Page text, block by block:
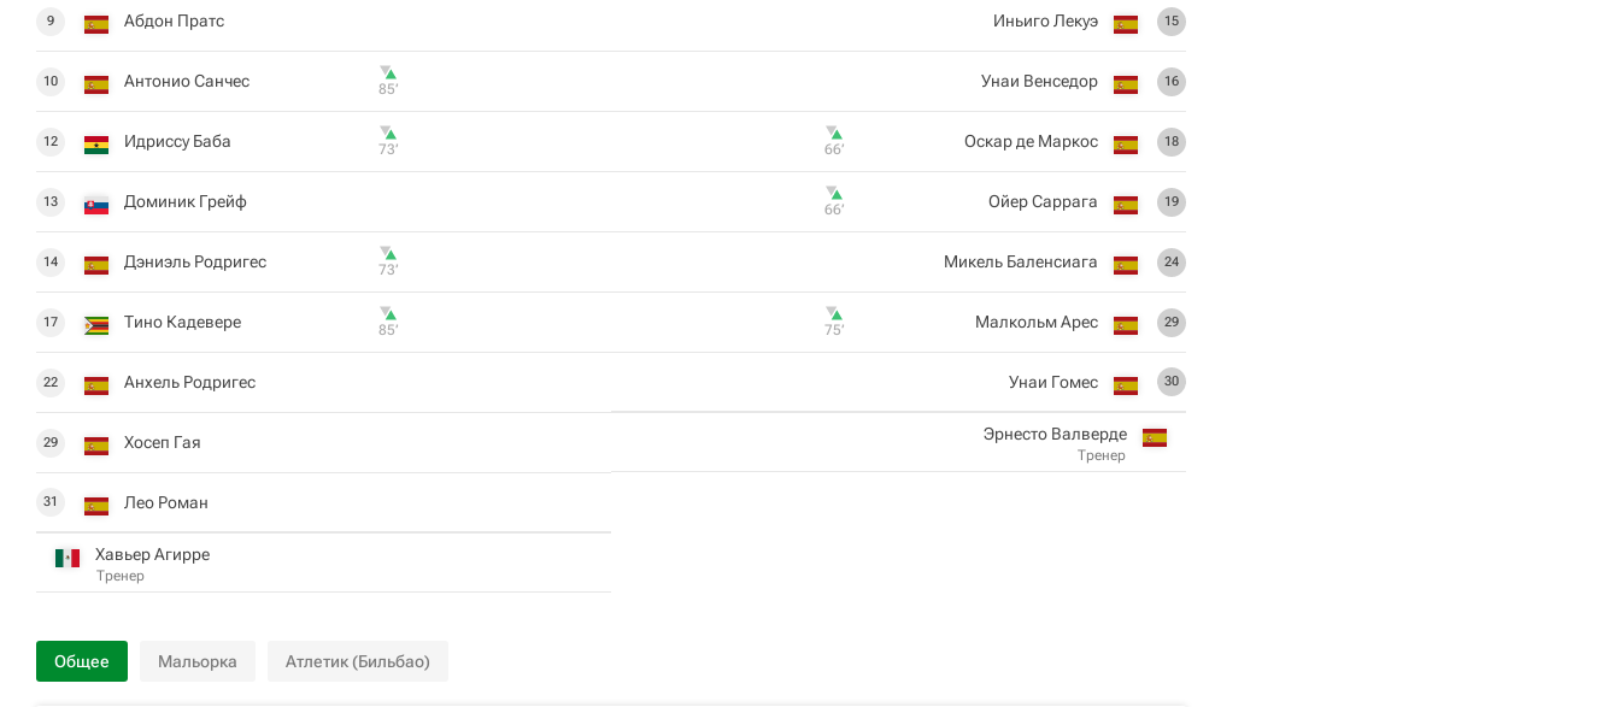
9 Абдон Пратс
10 Антонио Санчес 85‎’‎
12 Идриссу Баба 73‎’‎
13 Доминик Грейф
14 Дэниэль Родригес 73‎’‎
17 Тино Кадевере 85‎’‎
22 Анхель Родригес
29 Хосеп Гая
31 Лео Роман
Хавьер Агирре
Тренер
15
Иньиго Лекуэ
16
Унаи Венседор
18
Оскар де Маркос
66‎’‎
19
Ойер Саррага
66‎’‎
24
Микель Баленсиага
29
Малкольм Арес
75‎’‎
30
Унаи Гомес
Эрнесто Валверде
Тренер
Общее Мальорка Атлетик (Бильбао)